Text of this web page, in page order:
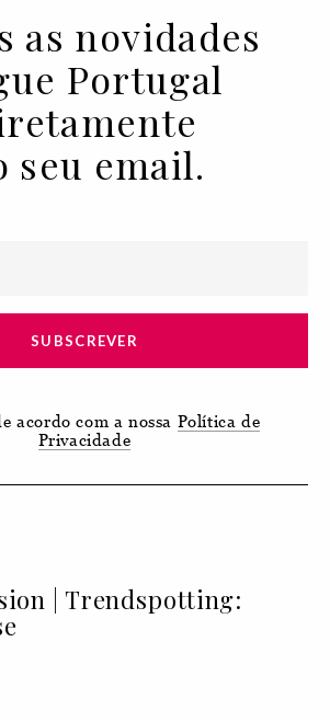
as novidades
Portugal
seu email.
SUBSCREVER
acordo com a nossa Política de
Privacidade
| Trendspotting: